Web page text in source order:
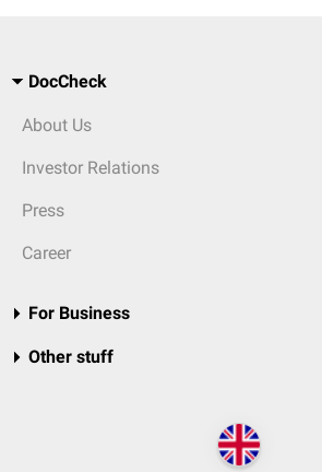
DocCheck
About Us
Investor Relations
Press
Career
For Business
Other stuff